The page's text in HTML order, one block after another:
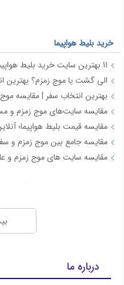
خرید بلیط هواپیما
الی گشت یا موج زمزم؟ بهترین
بهترین انتخاب سفر | مقایسه موج
مقایسه سایت‌های موج زمزم و
مقایسه قیمت بلیط هواپیما؛
مقایسه جامع بین موج زمزم و سفر 724 برای رزرو
مقایسه سایت های موج زمزم و
رزرو گروهی بلیط هواپیما با
رزرو بلیط هواپیما چارتر
درباره ما